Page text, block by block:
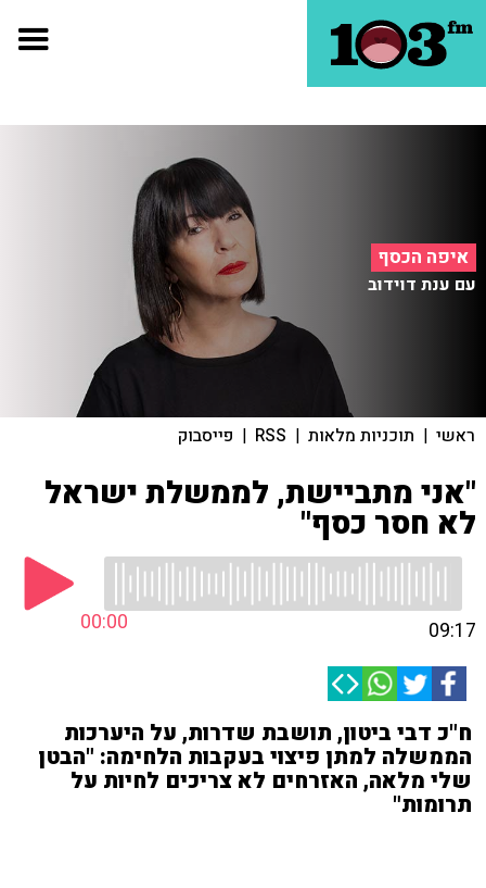
איפה הכסף
עם ענת דוידוב
ראשי | תוכניות מלאות |
RSS
| פייסבוק
"אני מתביישת, לממשלת ישראל
לא חסר כסף"
00:00 09:17
ח"כ דבי ביטון, תושבת שדרות, על היערכות
הממשלה למתן פיצוי בעקבות הלחימה: "הבטן
שלי מלאה, האזרחים לא צריכים לחיות על
תרומות"